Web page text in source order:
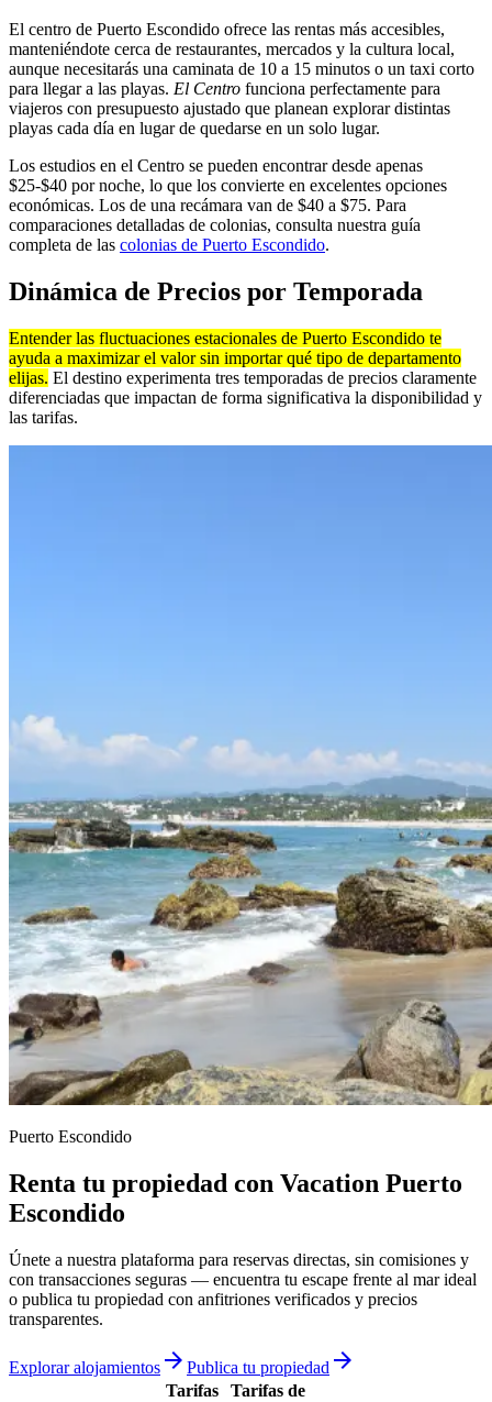
El centro de Puerto Escondido ofrece las rentas más accesibles,
manteniéndote cerca de restaurantes, mercados y la cultura local,
aunque necesitarás una caminata de 10 a 15 minutos o un taxi corto
para llegar a las playas. El Centro funciona perfectamente para
viajeros con presupuesto ajustado que planean explorar distintas
playas cada día en lugar de quedarse en un solo lugar.
Los estudios en el Centro se pueden encontrar desde apenas
$25-$40 por noche, lo que los convierte en excelentes opciones
económicas. Los de una recámara van de $40 a $75. Para
comparaciones detalladas de colonias, consulta nuestra guía
completa de las colonias de Puerto Escondido.
Dinámica de Precios por Temporada
Entender las fluctuaciones estacionales de Puerto Escondido te
ayuda a maximizar el valor sin importar qué tipo de departamento
elijas. El destino experimenta tres temporadas de precios claramente
diferenciadas que impactan de forma significativa la disponibilidad y
las tarifas.
Puerto Escondido
Renta tu propiedad con Vacation Puerto
Escondido
Únete a nuestra plataforma para reservas directas, sin comisiones y
con transacciones seguras — encuentra tu escape frente al mar ideal
o publica tu propiedad con anfitriones verificados y precios
transparentes.
Explorar alojamientos arrow_forward Publica tu propiedad arrow_forward
Tarifas
Tarifas de